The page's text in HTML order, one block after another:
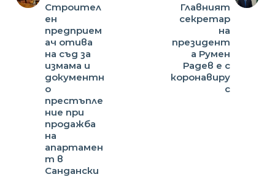
Строител
ен
предприем
ач отива
на съд за
измама и
документн
о
престъпле
ние при
продажба
на
апартамен
т в
Сандански
Главният
секретар
на
президент
а Румен
Радев е с
коронавиру
с